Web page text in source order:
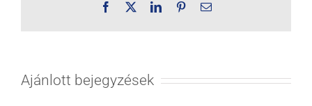
Facebook LinkedInPinterestEmail:
Ajánlott bejegyzések